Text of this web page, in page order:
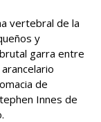
vertebral de la
y
garra entre
de
Innes de